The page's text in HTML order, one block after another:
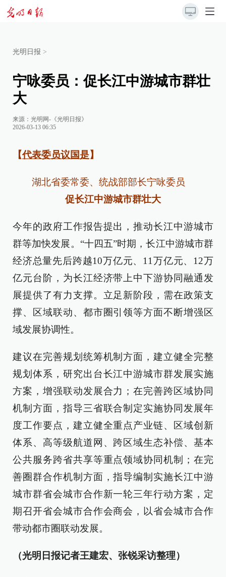
光明日报 >
宁咏委员：促长江中游城市群壮
大
来源： 光明网-《光明日报》
2026-03-13 06:35
【代表委员议国是】
湖北省委常委、统战部部长宁咏委员
促长江中游城市群壮大
今年的政府工作报告提出，推动长江中游城市
群等加快发展。“十四五”时期，长江中游城市群
经济总量先后跨越10万亿元、11万亿元、12万
亿元台阶，为长江经济带上中下游协同融通发
展提供了有力支撑。立足新阶段，需在政策支
撑、区域联动、都市圈引领等方面不断增强区
域发展协调性。
建议在完善规划统筹机制方面，建立健全完整
规划体系，研究出台长江中游城市群发展实施
方案，增强联动发展合力；在完善跨区域协同
机制方面，指导三省联合制定实施协同发展年
度工作要点，建立健全重点产业链、区域创新
体系、高等级航道网、跨区域生态补偿、基本
公共服务跨省共享等重点领域协同机制；在完
善圈群合作机制方面，指导编制实施长江中游
城市群省会城市合作新一轮三年行动方案，定
期召开省会城市合作会商会，以省会城市合作
带动都市圈联动发展。
（光明日报记者王建宏、张锐采访整理）